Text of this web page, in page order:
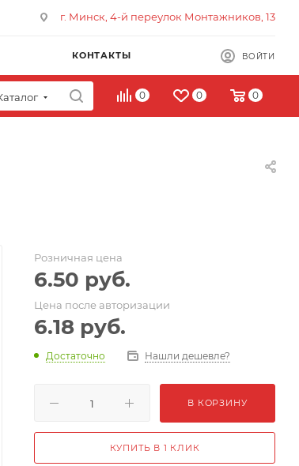
г. Минск, 4-й переулок Монтажников, 13
КОНТАКТЫ ВОЙТИ
0 0 0
Розничная цена
6.50 руб.
Цена после авторизации
6.18 руб.
Достаточно Нашли дешевле?
В КОРЗИНУ
КУПИТЬ В 1 КЛИК